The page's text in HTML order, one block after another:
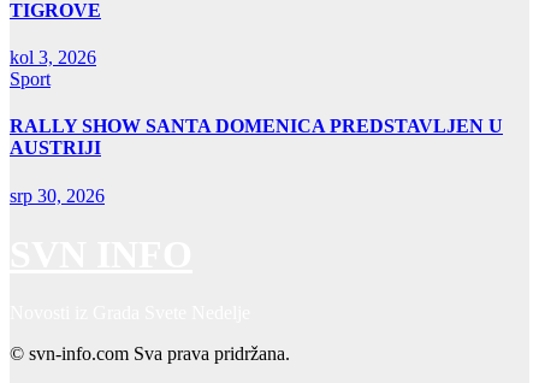
TIGROVE
kol 3, 2026
Sport
RALLY SHOW SANTA DOMENICA PREDSTAVLJEN U
AUSTRIJI
srp 30, 2026
© svn-info.com Sva prava pridržana.